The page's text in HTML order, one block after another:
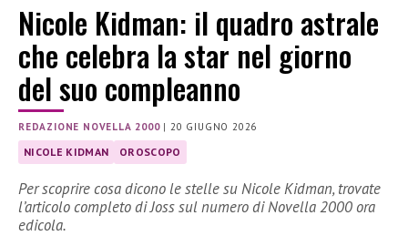
Nicole Kidman: il quadro astrale
che celebra la star nel giorno
del suo compleanno
REDAZIONE NOVELLA 2000|20 GIUGNO 2026
NICOLE KIDMAN OROSCOPO
Per scoprire cosa dicono le stelle su Nicole Kidman, trovate
l’articolo completo di Joss sul numero di Novella 2000 ora
edicola.